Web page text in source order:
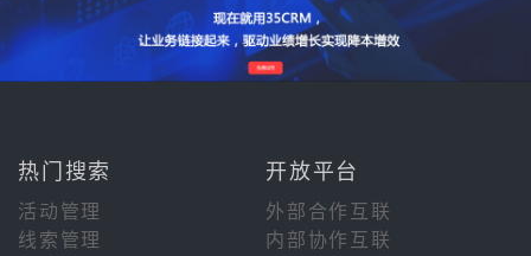
热门搜索 开放平台
活动管理
外部合作互联
线索管理
内部协作互联